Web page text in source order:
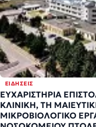
ΕΙΔΉΣΕΙΣ
ΕΥΧΑΡΙΣΤΗΡΙΑ
ΚΛΙΝΙΚΗ, ΤΗ
ΜΙΚΡΟΒΙΟΛΟΓΙΚΟ